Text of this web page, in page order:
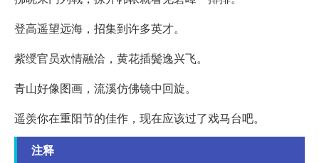
登高遥望远海，招集到许多英才。
紫绶官员欢情融洽，黄花插鬓逸兴飞。
青山好像图画，流溪仿佛镜中回旋。
遥羡你在重阳节的佳作，现在应该过了戏马台吧。
注释